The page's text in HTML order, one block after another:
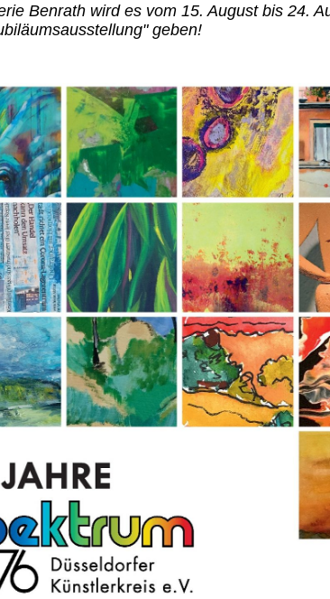
Benrath wird es vom 15. August bis 24.
geben!